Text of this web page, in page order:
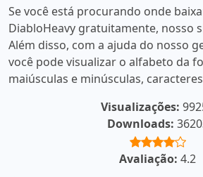
Se você está procurando onde
DiabloHeavy gratuitamente, nosso
Além disso, com a ajuda do nosso
você pode visualizar o alfabeto da
maiúsculas e minúsculas,
Visualizações:
Downloads:
Avaliação: 4.2